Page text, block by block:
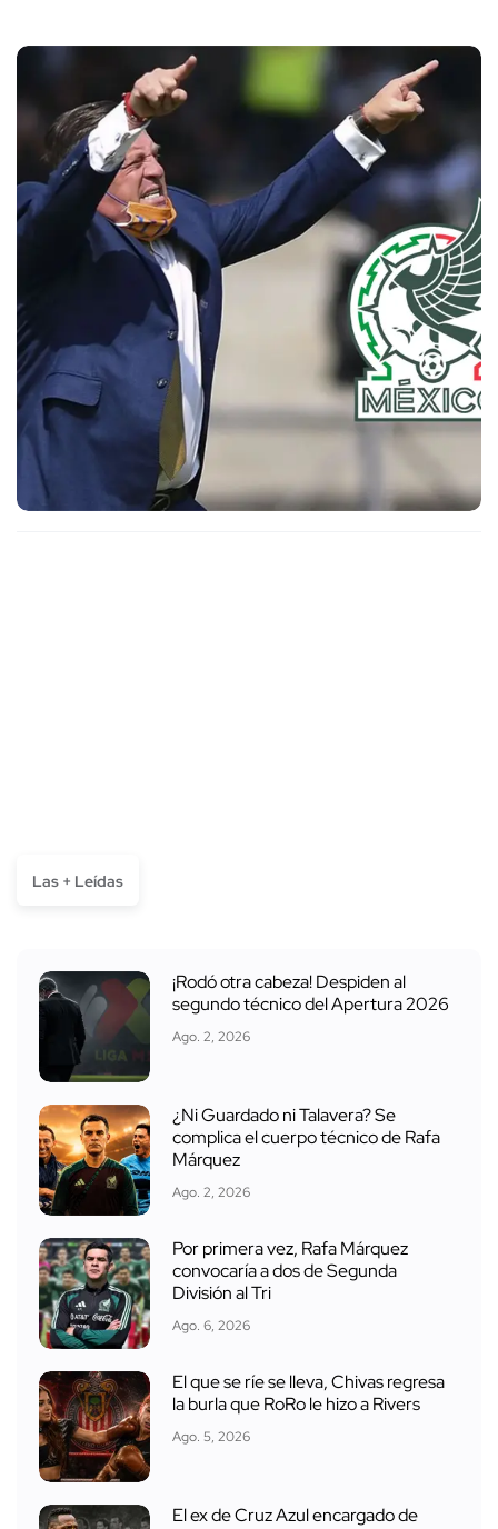
Las + Leídas
¡Rodó otra cabeza! Despiden al
segundo técnico del Apertura 2026
Ago. 2, 2026
¿Ni Guardado ni Talavera? Se
complica el cuerpo técnico de Rafa
Márquez
Ago. 2, 2026
Por primera vez, Rafa Márquez
convocaría a dos de Segunda
División al Tri
Ago. 6, 2026
El que se ríe se lleva, Chivas regresa
la burla que RoRo le hizo a Rivers
Ago. 5, 2026
El ex de Cruz Azul encargado de